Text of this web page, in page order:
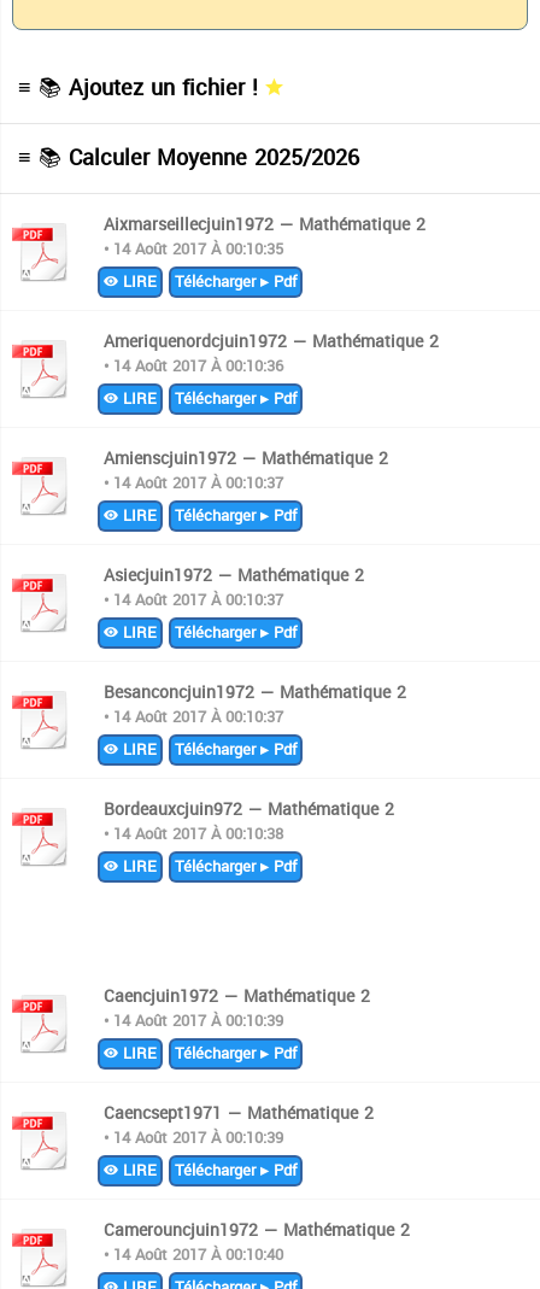
≡ 📚 Ajoutez un fichier !
≡ 📚 Calculer Moyenne 2025/2026
Aixmarseillecjuin1972 — Mathématique 2
• 14 Août 2017 À 00:10:35
LIRE Télécharger ▸ Pdf
Ameriquenordcjuin1972 — Mathématique 2
• 14 Août 2017 À 00:10:36
LIRE Télécharger ▸ Pdf
Amienscjuin1972 — Mathématique 2
• 14 Août 2017 À 00:10:37
LIRE Télécharger ▸ Pdf
Asiecjuin1972 — Mathématique 2
• 14 Août 2017 À 00:10:37
LIRE Télécharger ▸ Pdf
Besanconcjuin1972 — Mathématique 2
• 14 Août 2017 À 00:10:37
LIRE Télécharger ▸ Pdf
Bordeauxcjuin972 — Mathématique 2
• 14 Août 2017 À 00:10:38
LIRE Télécharger ▸ Pdf
Caencjuin1972 — Mathématique 2
• 14 Août 2017 À 00:10:39
LIRE Télécharger ▸ Pdf
Caencsept1971 — Mathématique 2
• 14 Août 2017 À 00:10:39
LIRE Télécharger ▸ Pdf
Camerouncjuin1972 — Mathématique 2
• 14 Août 2017 À 00:10:40